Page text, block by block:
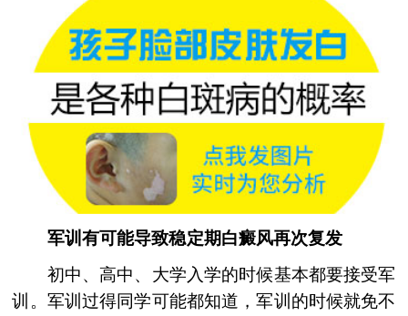
军训有可能导致稳定期白癜风再次复发
初中、高中、大学入学的时候基本都要接受军
训。军训过得同学可能都知道，军训的时候就免不